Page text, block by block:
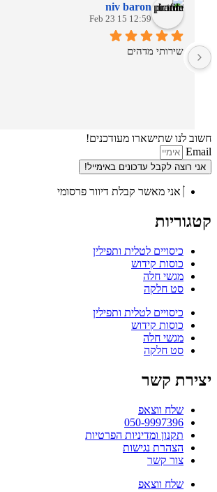
niv baron
12:59 15 Feb 23
שירותי מדהים
חשוב לנו שתישארו מעודכנים!
Email
אני רוצה לקבל עדכונים באימייל!
אני מאשר קבלת דיוור פרסומי
קטגוריות
כיסויים לטלית ותפילין
כוסות קידוש
מגשי חלה
סט חלקה
כיסויים לטלית ותפילין
כוסות קידוש
מגשי חלה
סט חלקה
יצירת קשר
שלח ווצאפ
050-9997396
תקנון ומדיניות הפרטיות
הצהרת נגישות
צור קשר
שלח ווצאפ